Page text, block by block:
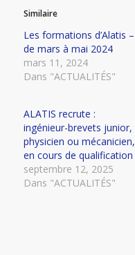
Similaire
Les formations d’Alatis –
de mars à mai 2024
mars 11, 2024
Dans "ACTUALITÉS"
ALATIS recrute :
ingénieur-brevets junior,
physicien ou mécanicien,
en cours de qualification
septembre 12, 2025
Dans "ACTUALITÉS"